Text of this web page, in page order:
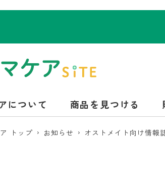
について 商品を見つける
トップ お知らせ オストメイト向け情報